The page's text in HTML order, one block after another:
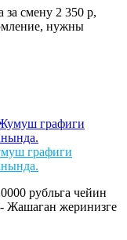
смену 2 350 р,
нужны
графиги
рубльга чейин
Жашаган жеринизге